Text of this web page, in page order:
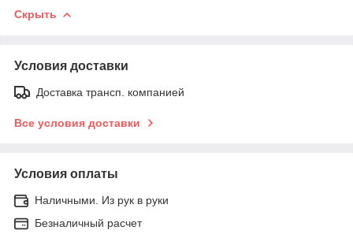
Скрыть
Условия доставки
Доставка трансп. компанией
Все условия доставки
Условия оплаты
Наличными. Из рук в руки
Безналичный расчет